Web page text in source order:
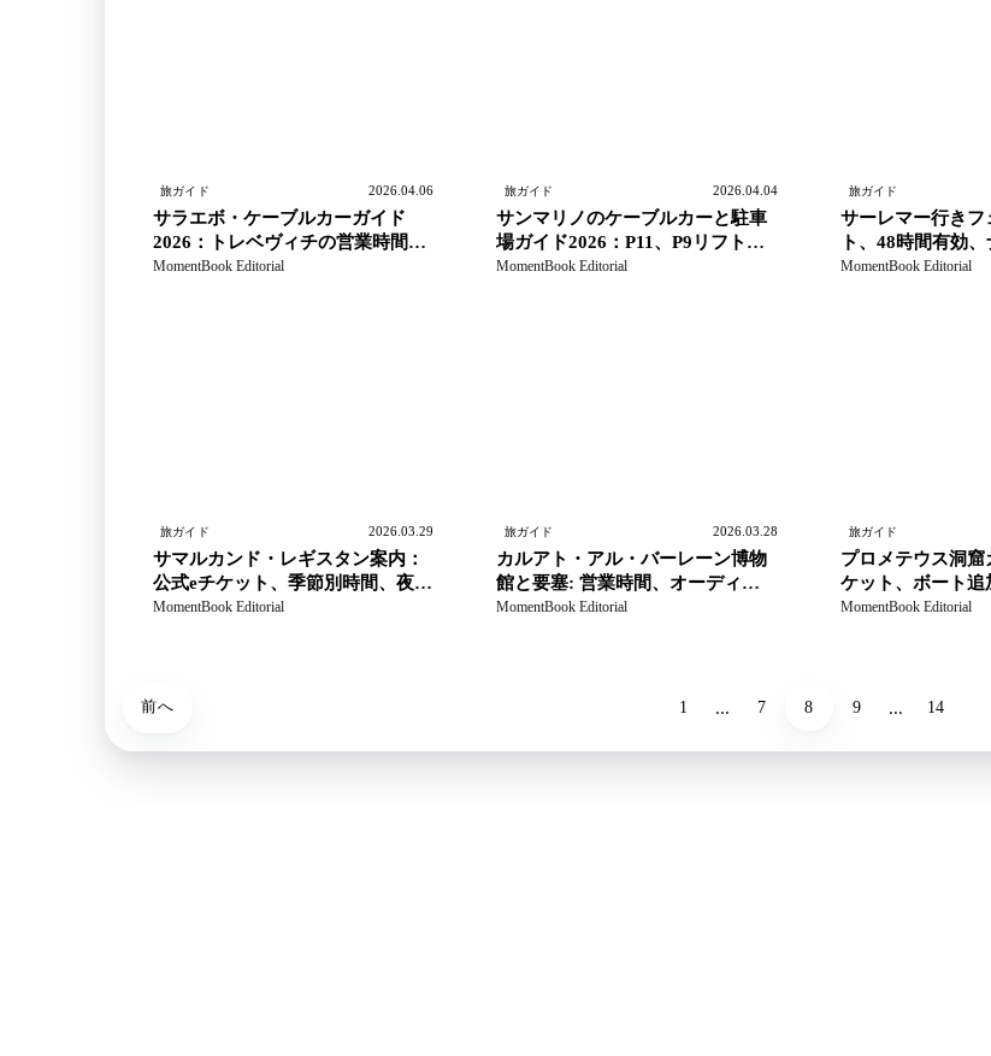
旅ガイド 2026.04.06
サラエボ・ケーブルカーガイド
2026：トレベヴィチの営業時間、
点検確認、帰路計画
MomentBook Editorial
旅ガイド 2026.04.04
サンマリノのケーブルカーと駐車
場ガイド2026：P11、P9リフト、
リミニバス、国立博物館パス
MomentBook Editorial
旅ガイド
サーレマー行きフ
ト、48時間有効
ト案内
MomentBook Editorial
旅ガイド 2026.03.29
サマルカンド・レギスタン案内：
公式eチケット、季節別時間、夜訪
問の確認点
MomentBook Editorial
旅ガイド 2026.03.28
カルアト・アル・バーレーン博物
館と要塞: 営業時間、オーディオ
ガイド、確実に計画するための考
MomentBook Editorial
旅ガイド
プロメテウス洞窟
ケット、ボート追
間、安全確認
MomentBook Editorial
前へ 1 ... 7 8 9 ... 14